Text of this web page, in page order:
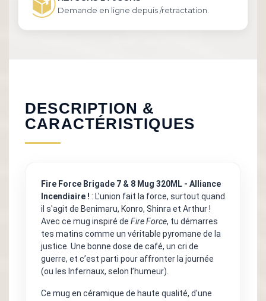
Demande en ligne depuis /retractation.
DESCRIPTION &
CARACTÉRISTIQUES
Fire Force Brigade 7 & 8 Mug 320ML - Alliance
Incendiaire ! : L'union fait la force, surtout quand
il s'agit de Benimaru, Konro, Shinra et Arthur !
Avec ce mug inspiré de Fire Force, tu démarres
tes matins comme un véritable pyromane de la
justice. Une bonne dose de café, un cri de
guerre, et c’est parti pour affronter la journée
(ou les Infernaux, selon l’humeur).
Ce mug en céramique de haute qualité, d'une